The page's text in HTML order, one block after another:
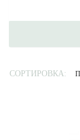
СОРТИРОВКА: